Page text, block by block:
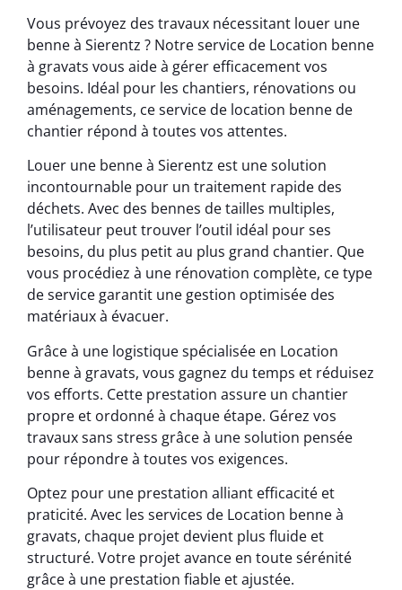
Vous prévoyez des travaux nécessitant louer une
benne à Sierentz ? Notre service de Location benne
à gravats vous aide à gérer efficacement vos
besoins. Idéal pour les chantiers, rénovations ou
aménagements, ce service de location benne de
chantier répond à toutes vos attentes.
Louer une benne à Sierentz est une solution
incontournable pour un traitement rapide des
déchets. Avec des bennes de tailles multiples,
l’utilisateur peut trouver l’outil idéal pour ses
besoins, du plus petit au plus grand chantier. Que
vous procédiez à une rénovation complète, ce type
de service garantit une gestion optimisée des
matériaux à évacuer.
Grâce à une logistique spécialisée en Location
benne à gravats, vous gagnez du temps et réduisez
vos efforts. Cette prestation assure un chantier
propre et ordonné à chaque étape. Gérez vos
travaux sans stress grâce à une solution pensée
pour répondre à toutes vos exigences.
Optez pour une prestation alliant efficacité et
praticité. Avec les services de Location benne à
gravats, chaque projet devient plus fluide et
structuré. Votre projet avance en toute sérénité
grâce à une prestation fiable et ajustée.